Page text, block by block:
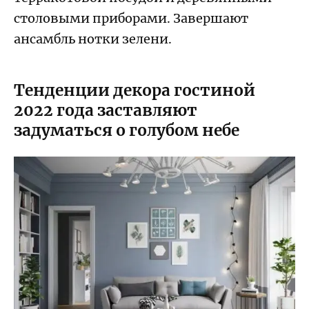
столовыми приборами. Завершают
ансамбль нотки зелени.
Тенденции декора гостиной
2022 года заставляют
задуматься о голубом небе